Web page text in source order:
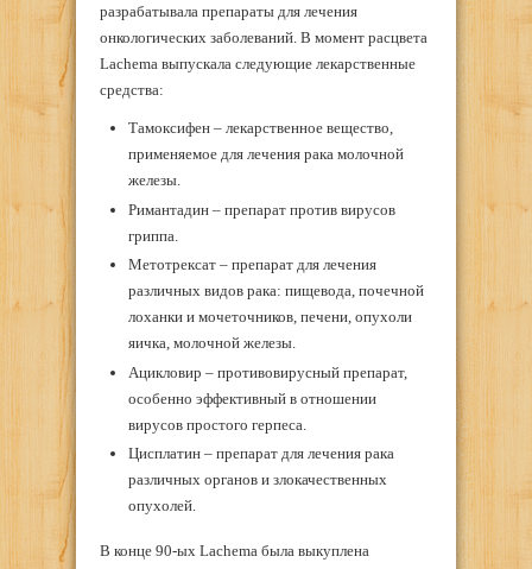
разрабатывала препараты для лечения
онкологических заболеваний. В момент расцвета
Lachema выпускала следующие лекарственные
средства:
Тамоксифен – лекарственное вещество,
применяемое для лечения рака молочной
железы.
Римантадин – препарат против вирусов
гриппа.
Метотрексат – препарат для лечения
различных видов рака: пищевода, почечной
лоханки и мочеточников, печени, опухоли
яичка, молочной железы.
Ацикловир – противовирусный препарат,
особенно эффективный в отношении
вирусов простого герпеса.
Цисплатин – препарат для лечения рака
различных органов и злокачественных
опухолей.
В конце 90-ых Lachema была выкуплена